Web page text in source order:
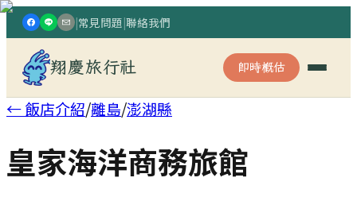
|常見問題|聯絡我們
翔慶旅行社 即時概估
← 飯店介紹/離島/澎湖縣
皇家海洋商務旅館